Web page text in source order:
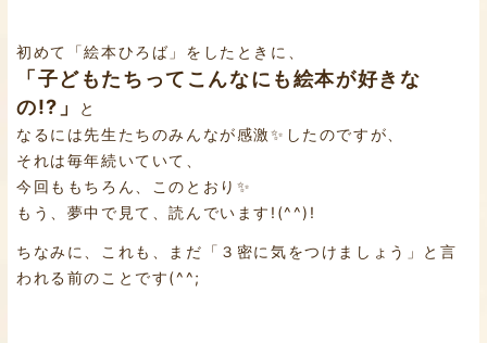
初めて「絵本ひろば」をしたときに、
「子どもたちってこんなにも絵本が好きな
の!?」
と
なるには先生たちのみんなが感激✨したのですが、
それは毎年続いていて、
今回ももちろん、このとおり✨
もう、夢中で見て、読んでいます!(^^)!
ちなみに、これも、まだ「３密に気をつけましょう」と言
われる前のことです(^^;